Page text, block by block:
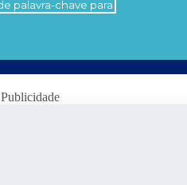
Publicidade